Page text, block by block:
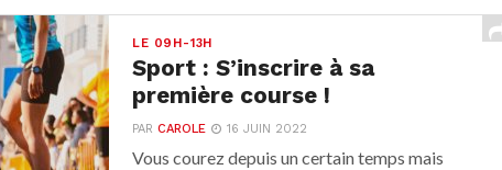
LE 09H-13H
Sport : S’inscrire à sa
première course !
PARCAROLE 16 JUIN 2022
Vous courez depuis un certain temps mais